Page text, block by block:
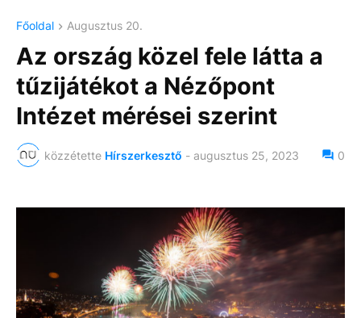
Főoldal Augusztus 20.
Az ország közel fele látta a
tűzijátékot a Nézőpont
Intézet mérései szerint
közzétette Hírszerkesztő - augusztus 25, 2023 0